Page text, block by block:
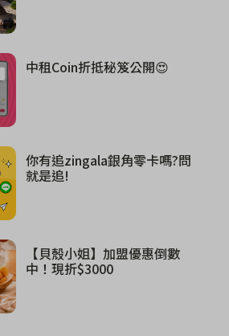
中租Coin折抵秘笈公開😍
你有追zingala銀角零卡嗎?問
就是追!
【貝殼小姐】加盟優惠倒數
中！現折$3000